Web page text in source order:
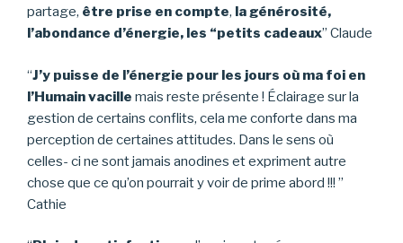
partage, être prise en compte, la générosité,
l’abondance d’énergie, les “petits cadeaux” Claude
“J’y puisse de l’énergie pour les jours où ma foi en
l’Humain vacille mais reste présente ! Éclairage sur la
gestion de certains conflits, cela me conforte dans ma
perception de certaines attitudes. Dans le sens où
celles- ci ne sont jamais anodines et expriment autre
chose que ce qu’on pourrait y voir de prime abord !!! ”
Cathie